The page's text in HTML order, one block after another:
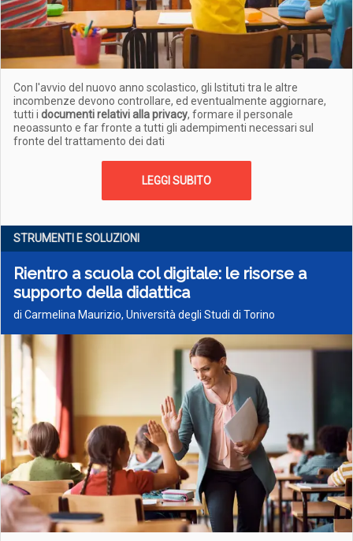
Con l'avvio del nuovo anno scolastico, gli Istituti tra le altre
incombenze devono controllare, ed eventualmente aggiornare,
tutti i documenti relativi alla privacy, formare il personale
neoassunto e far fronte a tutti gli adempimenti necessari sul
fronte del trattamento dei dati
LEGGI SUBITO
STRUMENTI E SOLUZIONI
Rientro a scuola col digitale: le risorse a
supporto della didattica
di Carmelina Maurizio, Università degli Studi di Torino